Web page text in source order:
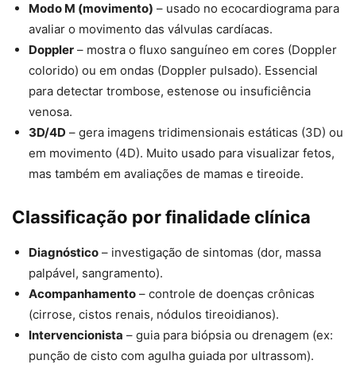
Modo M (movimento) – usado no ecocardiograma para
avaliar o movimento das válvulas cardíacas.
Doppler – mostra o fluxo sanguíneo em cores (Doppler
colorido) ou em ondas (Doppler pulsado). Essencial
para detectar trombose, estenose ou insuficiência
venosa.
3D/4D – gera imagens tridimensionais estáticas (3D) ou
em movimento (4D). Muito usado para visualizar fetos,
mas também em avaliações de mamas e tireoide.
Classificação por finalidade clínica
Diagnóstico – investigação de sintomas (dor, massa
palpável, sangramento).
Acompanhamento – controle de doenças crônicas
(cirrose, cistos renais, nódulos tireoidianos).
Intervencionista – guia para biópsia ou drenagem (ex:
punção de cisto com agulha guiada por ultrassom).